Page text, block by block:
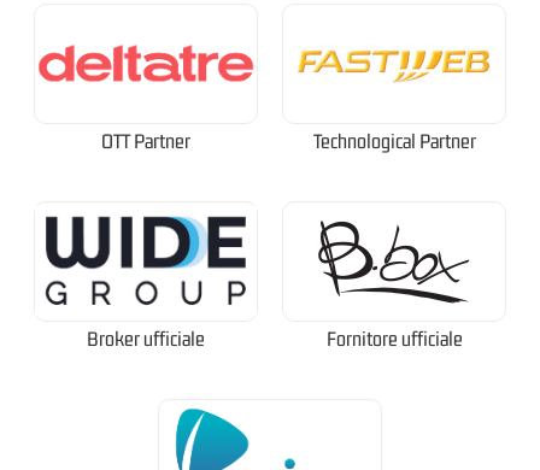
OTT Partner Technological Partner
Broker ufficiale Fornitore ufficiale